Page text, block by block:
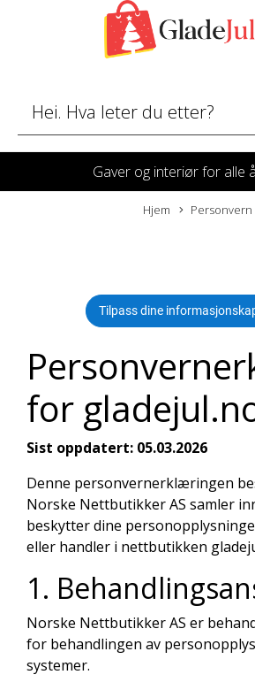
Gaver og interiør for alle
Hjem Personvern
Tilpass dine
for
Sist oppdatert: 05.03.2026
Denne personvernerklæringen
Norske Nettbutikker AS samler
beskytter dine
eller handler i nettbutikken
1.
Norske Nettbutikker AS er
for behandlingen av
systemer.